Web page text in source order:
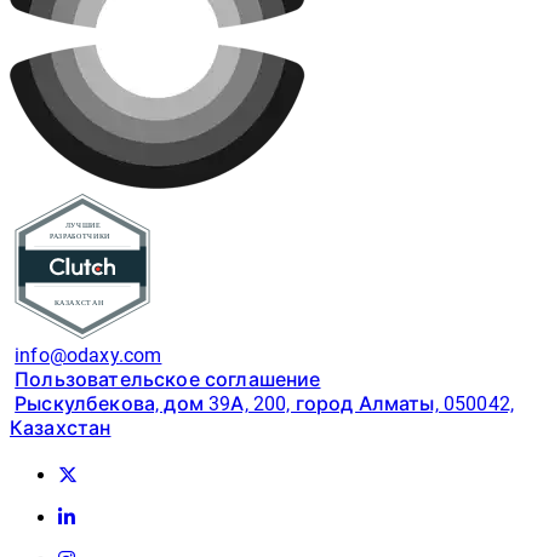
info@odaxy.com
Пользовательское соглашение
Рыскулбекова, дом 39А, 200, город Алматы, 050042,
Казахстан